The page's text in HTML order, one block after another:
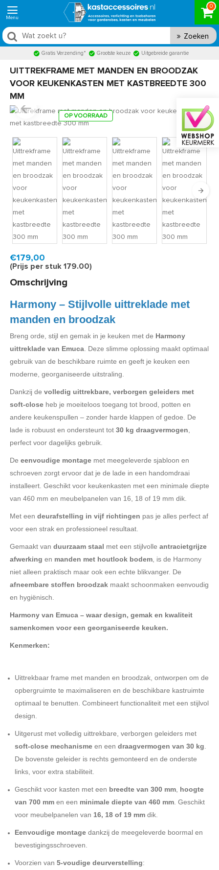
0
Zoeken
Gratis Verzending* Grootste keuze Uitgebreide garantie
UITTREKFRAME MET MANDEN EN BROODZAK
VOOR KEUKENKASTEN MET KASTBREEDTE 300
MM
OP VOORRAAD
Binnen 5 tot 10 werkdagen geleverd
€179,00
(Prijs per stuk 179.00)
Omschrijving
Harmony – Stijlvolle uittreklade met
manden en broodzak
Breng orde, stijl en gemak in je keuken met de Harmony
uittreklade van Emuca . Deze slimme oplossing maakt optimaal
gebruik van de beschikbare ruimte en geeft je keuken een
moderne, georganiseerde uitstraling.
Dankzij de volledig uittrekbare, verborgen geleiders met
soft-close heb je moeiteloos toegang tot brood, potten en
andere keukenspullen – zonder harde klappen of gedoe. De
lade is robuust en ondersteunt tot 30 kg draagvermogen
perfect voor dagelijks gebruik.
De eenvoudige montage met meegeleverde sjabloon en
schroeven zorgt ervoor dat je de lade in een handomdraai
installeert. Geschikt voor keukenkasten met een minimale diepte
van 460 mm en meubelpanelen van 16, 18 of 19 mm dik.
Met een deurafstelling in vijf richtingen pas je alles perfect af
voor een strak en professioneel resultaat.
Gemaakt van duurzaam staal met een stijlvolle antracietgrijze
afwerking en manden met houtlook bodem , is de Harmony
niet alleen praktisch maar ook een echte blikvanger. De
afneembare stoffen broodzak maakt schoonmaken eenvoudig
en hygiënisch.
Harmony van Emuca – waar design, gemak en kwaliteit
samenkomen voor een georganiseerde keuken.
Kenmerken:
Uittrekbaar frame met manden en broodzak, ontworpen om de
opbergruimte te maximaliseren en de beschikbare kastruimte
optimaal te benutten. Combineert functionaliteit met een stijlvol
design.
Uitgerust met volledig uittrekbare, verborgen geleiders met
soft-close mechanisme en een draagvermogen van 30 kg
De bovenste geleider is rechts gemonteerd en de onderste
links, voor extra stabiliteit.
Geschikt voor kasten met een breedte van 300 mm hoogte
van 700 mm en een minimale diepte van 460 mm . Geschikt
voor meubelpanelen van 16, 18 of 19 mm dik.
Eenvoudige montage dankzij de meegeleverde boormal en
bevestigingsschroeven.
Voorzien van 5-voudige deurverstelling: